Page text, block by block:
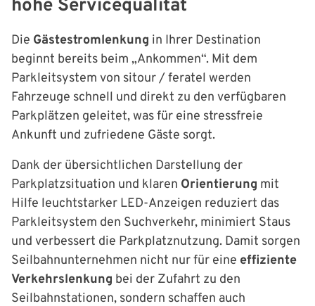
hohe Servicequalität
Die Gästestromlenkung in Ihrer Destination
beginnt bereits beim „Ankommen“. Mit dem
Parkleitsystem von sitour / feratel werden
Fahrzeuge schnell und direkt zu den verfügbaren
Parkplätzen geleitet, was für eine stressfreie
Ankunft und zufriedene Gäste sorgt.
Dank der übersichtlichen Darstellung der
Parkplatzsituation und klaren Orientierung mit
Hilfe leuchtstarker LED-Anzeigen reduziert das
Parkleitsystem den Suchverkehr, minimiert Staus
und verbessert die Parkplatznutzung. Damit sorgen
Seilbahnunternehmen nicht nur für eine effiziente
Verkehrslenkung bei der Zufahrt zu den
Seilbahnstationen, sondern schaffen auch